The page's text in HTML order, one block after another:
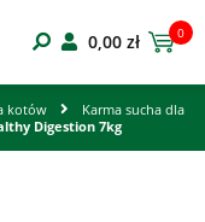
0,00 zł 0
kotów
Karma sucha dla
Digestion 7kg